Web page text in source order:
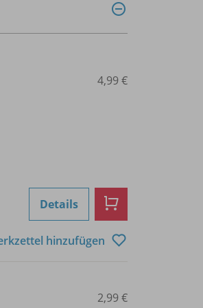
4,99 €
Details
hinzufügen
2,99 €